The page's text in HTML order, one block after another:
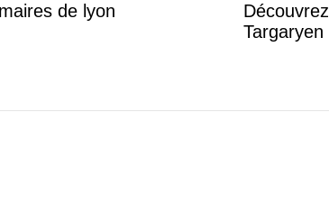
de lyon
Targaryen